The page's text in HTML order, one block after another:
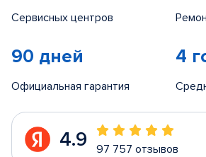
Сервисных центров
90 дней
Официальная гарантия
4
4.9 97 757 отзывов